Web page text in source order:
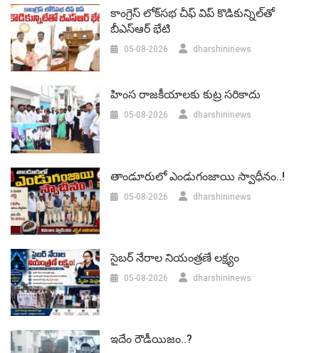
కాంగ్రెస్ లోక్‌సభ చీఫ్ విప్ కొడికున్నిల్‌తో
బీఎస్‌ఆర్‌ భేటి
05-08-2026 dharshininews
హింస రాజకీయాలకు కుట్ర సరికాదు
05-08-2026 dharshininews
తాండూరులో ఎండుగంజాయి స్వాధీనం..!
05-08-2026 dharshininews
సైబర్ నేరాల నియంత్రణే లక్ష్యం
05-08-2026 dharshininews
ఇదేం రౌడీయిజం..?